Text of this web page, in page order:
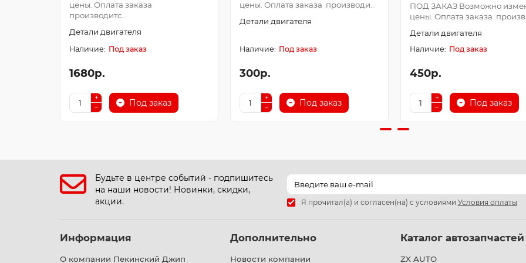
цены. Оплата заказа
производитс..
Детали двигателя
Под заказ
1680р.
Под заказ
цены. Оплата заказа производи..
Детали двигателя
Под заказ
300р.
Под заказ
ПОД ЗАКАЗ Возможно
цены. Оплата заказа произв..
Детали двигателя
Под заказ
450р.
Под заказ
Будьте в центре событий - подпишитесь
на наши новости! Новинки, скидки,
акции.
Я прочитал(а) и согласен(на) с условиями Условия оплаты
Информация
О компании Пекинский Джип
Дополнительно
Новости компании
Каталог автозапчастей
ZX AUTO